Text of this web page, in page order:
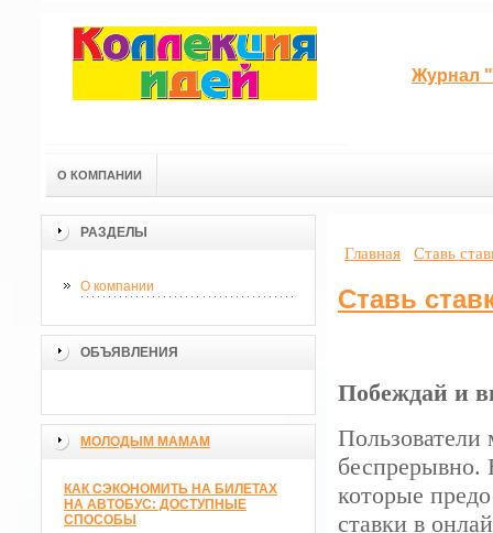
Журнал
О КОМПАНИИ
РАЗДЕЛЫ
О компании
ОБЪЯВЛЕНИЯ
МОЛОДЫМ МАМАМ
КАК СЭКОНОМИТЬ НА БИЛЕТАХ
НА АВТОБУС: ДОСТУПНЫЕ
СПОСОБЫ
Главная Ставь
Ставь
Побеждай и
Пользователи
беспрерывно.
которые
ставки в